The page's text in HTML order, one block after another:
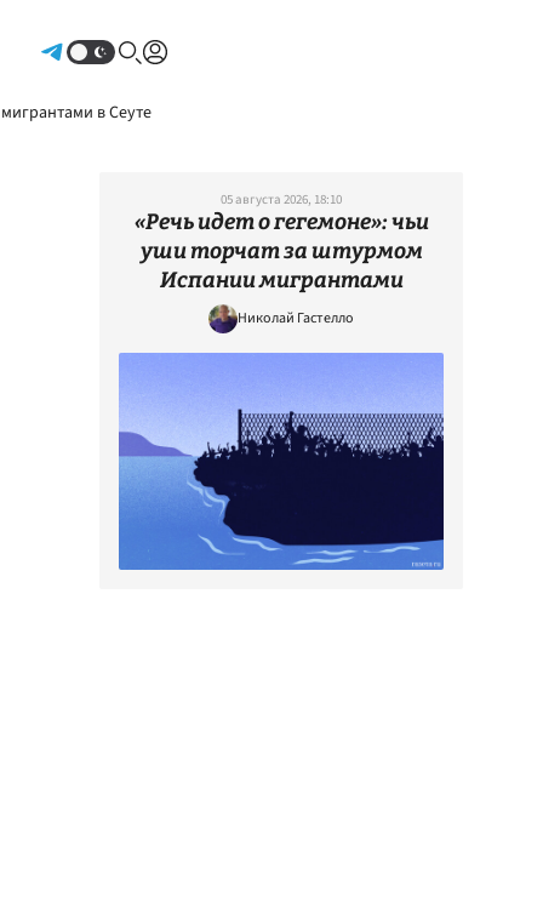
в Сеуте
05 августа 2026, 18:10
«Речь идет о гегемоне»: чьи
уши торчат за штурмом
Испании мигрантами
Николай Гастелло